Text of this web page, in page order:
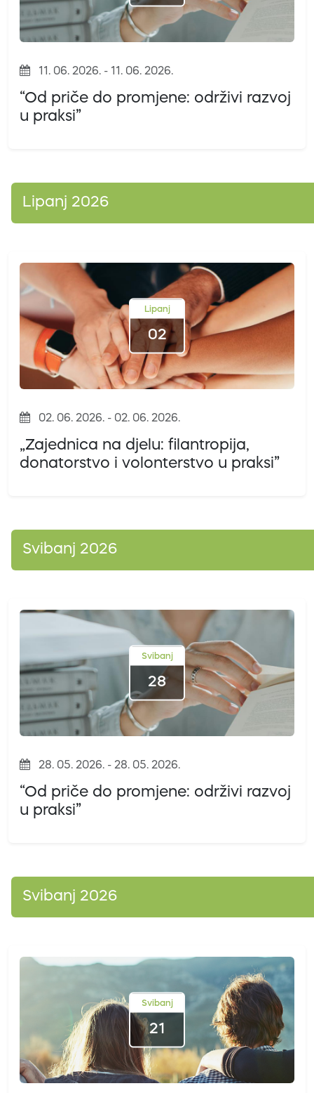
11. 06. 2026. - 11. 06. 2026.
“Od priče do promjene: održivi razvoj
u praksi”
Lipanj 2026
Lipanj
02
02. 06. 2026. - 02. 06. 2026.
„Zajednica na djelu: filantropija,
donatorstvo i volonterstvo u praksi”
Svibanj 2026
Svibanj
28
28. 05. 2026. - 28. 05. 2026.
“Od priče do promjene: održivi razvoj
u praksi”
Svibanj 2026
Svibanj
21